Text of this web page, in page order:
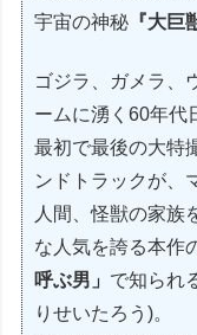
宇宙の神秘 『大巨
ゴジラ、ガメラ、
ームに湧く60年代
最初で最後の大特
ンドトラックが、
人間、怪獣の家族
な人気を誇る本作
呼ぶ男」 で知られ
りせいたろう)。